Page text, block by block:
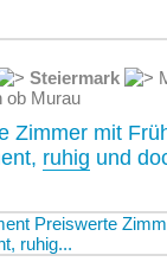
Steiermark
ob Murau
Zimmer mit
ruhig und